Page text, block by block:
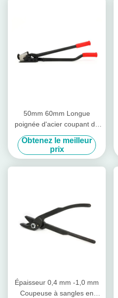
50mm 60mm Longue
poignée d'acier coupant de
sangle de sangle de ciseau
32mm sangle
Obtenez le meilleur
prix
Épaisseur 0,4 mm -1,0 mm
Coupeuse à sangles en